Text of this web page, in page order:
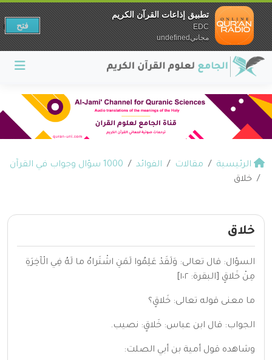
الرئيسية مقالات الفوائد
1000 سؤال وجواب في القرآن
خلاق
خلاق
السؤال: قال تعالى: وَلَقَدْ عَلِمُوا لَمَنِ اشْتَراهُ ما لَهُ فِي الْآخِرَةِ
مِنْ خَلاقٍ [البقرة: ١٠٢]
ما معنى قوله تعالى: خَلاقٍ؟
الجواب: قال ابن عباس: خَلاقٍ: نصيب.
وشاهده قول أمية بن أبي الصلت:
تطبيق إذاعات القرآن الكريم
EDC
مجانيundefined
فتح